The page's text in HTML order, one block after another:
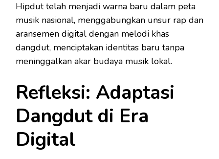
Hipdut telah menjadi warna baru dalam peta
musik nasional, menggabungkan unsur rap dan
aransemen digital dengan melodi khas
dangdut, menciptakan identitas baru tanpa
meninggalkan akar budaya musik lokal.
Refleksi: Adaptasi
Dangdut di Era
Digital